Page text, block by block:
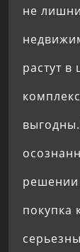
не
растут
решении
покупка